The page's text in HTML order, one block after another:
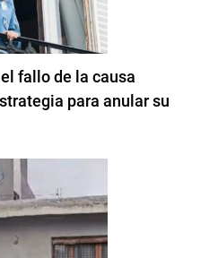
fallo de la causa
para anular su